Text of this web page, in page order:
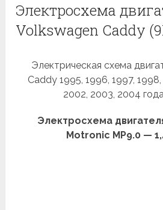
Электросхема
Volkswagen Caddy
Электрическая схема
Caddy 1995, 1996, 1997,
2002, 2003, 2004
Электросхема
Motronic MP9.0 —